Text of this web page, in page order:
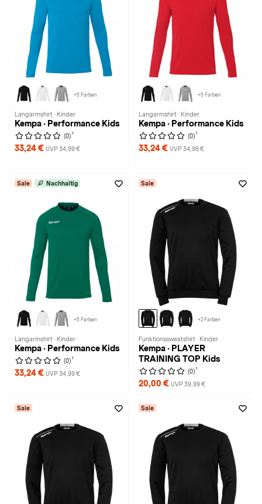
+5 Farben
Langarmshirt · Kinder
Kempa · Performance Kids
(0) 1
33,24 € UVP 34,99 €
+5 Farben
Langarmshirt · Kinder
Kempa · Performance Kids
(0) 1
33,24 € UVP 34,99 €
Sale Nachhaltig
+5 Farben
Langarmshirt · Kinder
Kempa · Performance Kids
(0) 1
33,24 € UVP 34,99 €
Sale
+2 Farben
Funktionssweatshirt · Kinder
Kempa · PLAYER
TRAINING TOP Kids
(0) 1
20,00 € UVP 39,99 €
Sale Sale